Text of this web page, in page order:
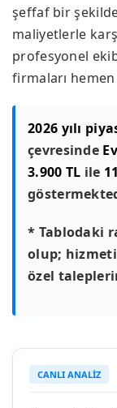
şeffaf bir
maliyetlerle
profesyonel
firmaları hemen
2026 yılı
çevresinde
3.900 TL ile
* Tablodaki
olup;
özel
CANLI ANALİZ